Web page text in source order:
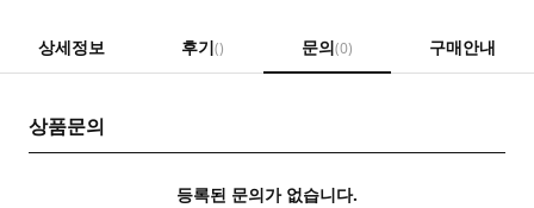
상세정보 후기() 문의(0) 구매안내
상품문의
등록된 문의가 없습니다.